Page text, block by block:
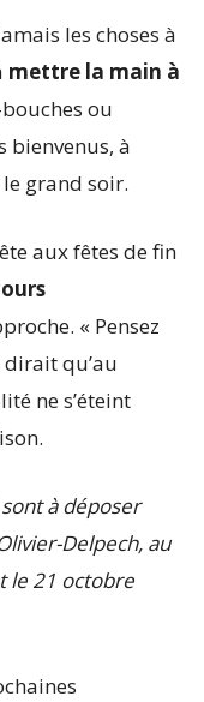
les choses à
mettre la main à
ou
bienvenus, à
grand soir.
aux fêtes de fin
« Pensez
dirait qu’au
ne s’éteint
à déposer
Delpech, au
le 21 octobre